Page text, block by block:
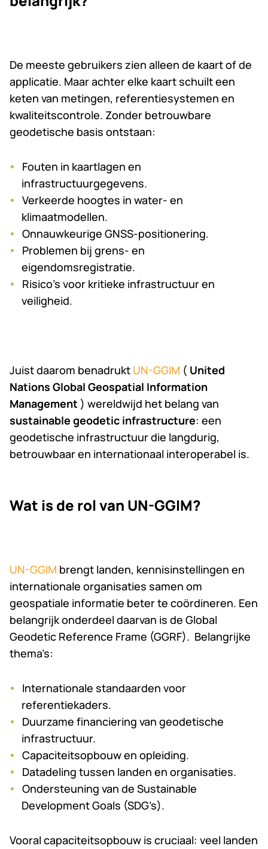
De meeste gebruikers zien alleen de kaart of de
applicatie. Maar achter elke kaart schuilt een
keten van metingen, referentiesystemen en
kwaliteitscontrole. Zonder betrouwbare
geodetische basis ontstaan:
Fouten in kaartlagen en
infrastructuurgegevens.
Verkeerde hoogtes in water- en
klimaatmodellen.
Onnauwkeurige GNSS-positionering.
Problemen bij grens- en
eigendomsregistratie.
Risico’s voor kritieke infrastructuur en
veiligheid.
Juist daarom benadrukt UN-GGIM ( United
Nations Global Geospatial Information
Management ) wereldwijd het belang van
sustainable geodetic infrastructure: een
geodetische infrastructuur die langdurig,
betrouwbaar en internationaal interoperabel is.
Wat is de rol van UN-GGIM?
UN-GGIM brengt landen, kennisinstellingen en
internationale organisaties samen om
geospatiale informatie beter te coördineren. Een
belangrijk onderdeel daarvan is de Global
Geodetic Reference Frame (GGRF). Belangrijke
thema’s:
Internationale standaarden voor
referentiekaders.
Duurzame financiering van geodetische
infrastructuur.
Capaciteitsopbouw en opleiding.
Datadeling tussen landen en organisaties.
Ondersteuning van de Sustainable
Development Goals (SDG’s).
Vooral capaciteitsopbouw is cruciaal: veel landen